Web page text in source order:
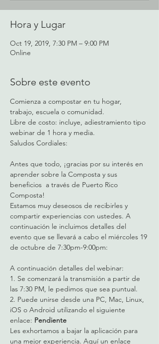
Hora y Lugar
Oct 19, 2019, 7:30 PM – 9:00 PM
Online
Sobre este evento
Comienza a compostar en tu hogar,
trabajo, escuela o comunidad.
Libre de costo: incluye, adiestramiento tipo
webinar de 1 hora y media.
Saludos Cordiales:
Antes que todo, ¡gracias por su interés en
aprender sobre la Composta y sus
beneficios  a través de Puerto Rico
Composta!
Estamos muy deseosos de recibirles y
compartir experiencias con ustedes. A
continuación le incluimos detalles del
evento que se llevará a cabo el miércoles 19
de octubre de 7:30pm-9:00pm:
A continuación detalles del webinar:
1. Se comenzará la transmisión a partir de
las 7:30 PM, le pedimos que sea puntual.
2. Puede unirse desde una PC, Mac, Linux,
iOS o Android utilizando el siguiente
enlace: Pendiente
Les exhortamos a bajar la aplicación para
una mejor experiencia. Aquí un enlace